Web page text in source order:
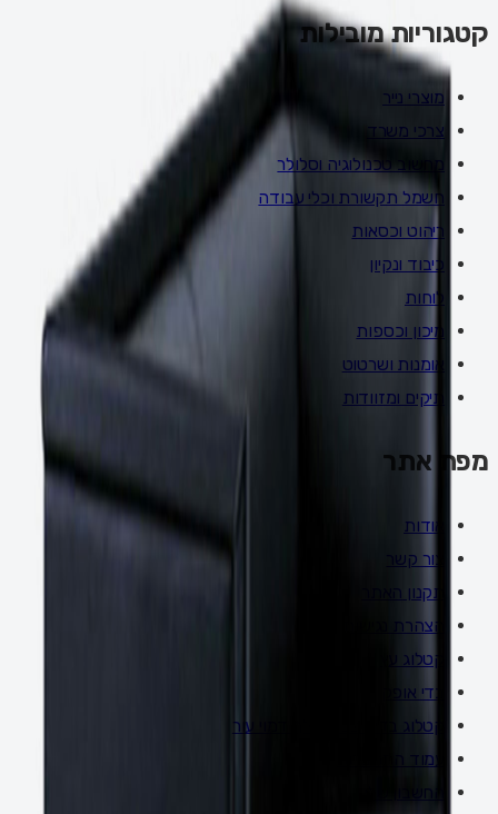
קטגוריות מובילות
מוצרי נייר
צרכי משרד
מחשוב טכנולוגיה וסלולר
חשמל תקשורת וכלי עבודה
ריהוט וכסאות
כיבוד ונקיון
לוחות
מיכון וכספות
אומנות ושרטוט
תיקים ומזוודות
מפת אתר
אודות
צור קשר
תקנון האתר
הצהרת נגישות
קטלוג עץ
בדי אופק
קטלוג בדים צבעי גולף דמוי עור
עמוד התחברות
החשבון שלי